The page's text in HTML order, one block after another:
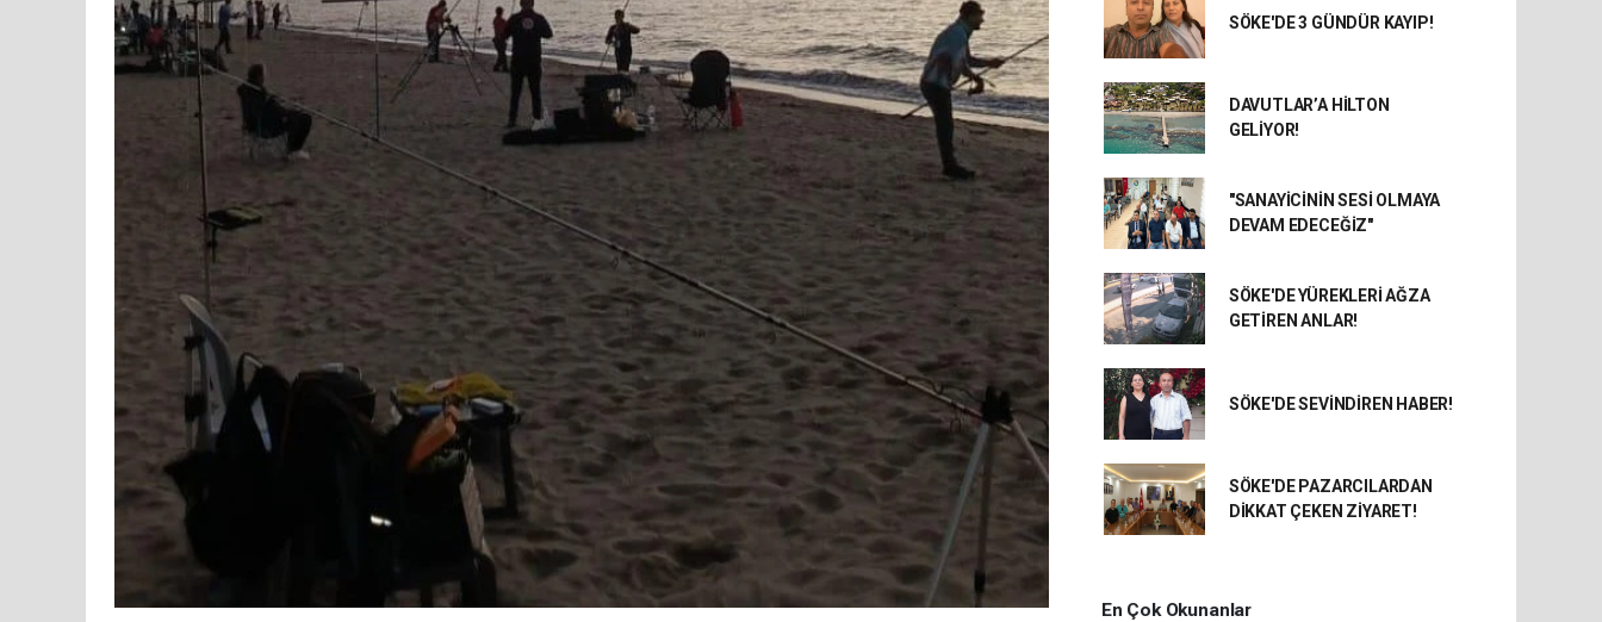
SÖKE'DE 3 GÜNDÜR KAYIP!
DAVUTLAR’A HİLTON
GELİYOR!
"SANAYİCİNİN SESİ OLMAYA
DEVAM EDECEĞİZ"
SÖKE'DE YÜREKLERİ AĞZA
GETİREN ANLAR!
SÖKE'DE SEVİNDİREN HABER!
SÖKE'DE PAZARCILARDAN
DİKKAT ÇEKEN ZİYARET!
En Çok Okunanlar